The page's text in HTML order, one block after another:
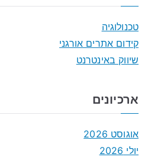
טכנולוגיה
קידום אתרים אורגני
שיווק באינטרנט
ארכיונים
אוגוסט 2026
יולי 2026